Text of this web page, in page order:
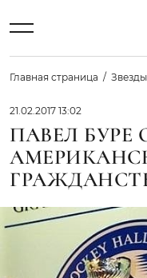
Главная страница Звезды
21.02.2017 13:02
ПАВЕЛ БУРЕ